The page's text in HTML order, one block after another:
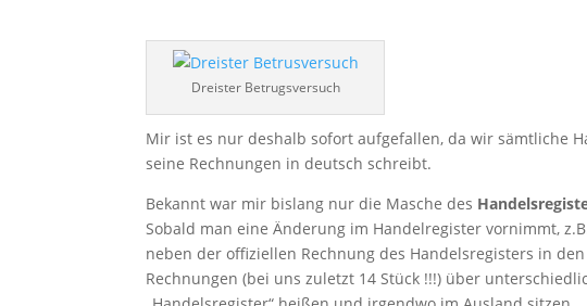
Dreister Betrugsversuch
Mir ist es nur deshalb sofort aufgefallen, da wir sämtliche
seine Rechnungen in deutsch schreibt.
Bekannt war mir bislang nur die Masche des
Sobald man eine Änderung im Handelregister vornimmt,
neben der offiziellen Rechnung des Handelsregisters in
Rechnungen (bei uns zuletzt 14 Stück !!!) über